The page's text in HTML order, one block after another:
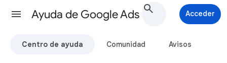
Ayuda de Google Ads Acceder
Centro de ayuda Comunidad Avisos